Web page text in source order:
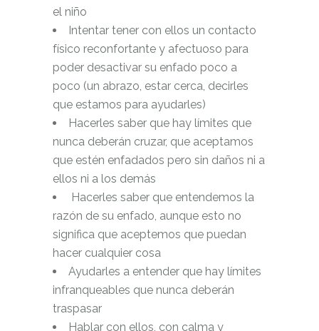
el niño
Intentar tener con ellos un contacto
físico reconfortante y afectuoso para
poder desactivar su enfado poco a
poco (un abrazo, estar cerca, decirles
que estamos para ayudarles)
Hacerles saber que hay límites que
nunca deberán cruzar, que aceptamos
que estén enfadados pero sin daños ni a
ellos ni a los demás
Hacerles saber que entendemos la
razón de su enfado, aunque esto no
significa que aceptemos que puedan
hacer cualquier cosa
Ayudarles a entender que hay límites
infranqueables que nunca deberán
traspasar
Hablar con ellos, con calma y